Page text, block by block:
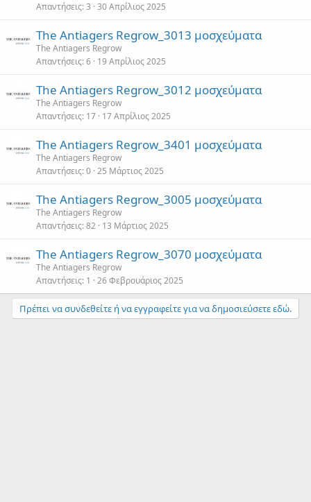
Απαντήσεις 3 30 Απρίλιος 2025
The Antiagers Regrow_3013 μοσχεύματα
The Antiagers Regrow
Απαντήσεις 6 19 Απρίλιος 2025
The Antiagers Regrow_3012 μοσχεύματα
The Antiagers Regrow
Απαντήσεις 17 17 Απρίλιος 2025
The Antiagers Regrow_3401 μοσχεύματα
The Antiagers Regrow
Απαντήσεις 0 25 Μάρτιος 2025
The Antiagers Regrow_3005 μοσχεύματα
The Antiagers Regrow
Απαντήσεις 82 13 Μάρτιος 2025
The Antiagers Regrow_3070 μοσχεύματα
The Antiagers Regrow
Απαντήσεις 1 26 Φεβρουάριος 2025
Πρέπει να συνδεθείτε ή να εγγραφείτε για να δημοσιεύσετε εδώ.